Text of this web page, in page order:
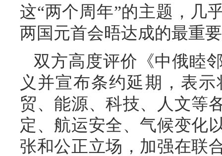
这“两个周年”的主题，几
两国元首会晤达成的最重
双方高度评价《中俄睦
义并宣布条约延期，表
贸、能源、科技、人文等
定、航运安全、气候变化
张和公正立场，加强在联